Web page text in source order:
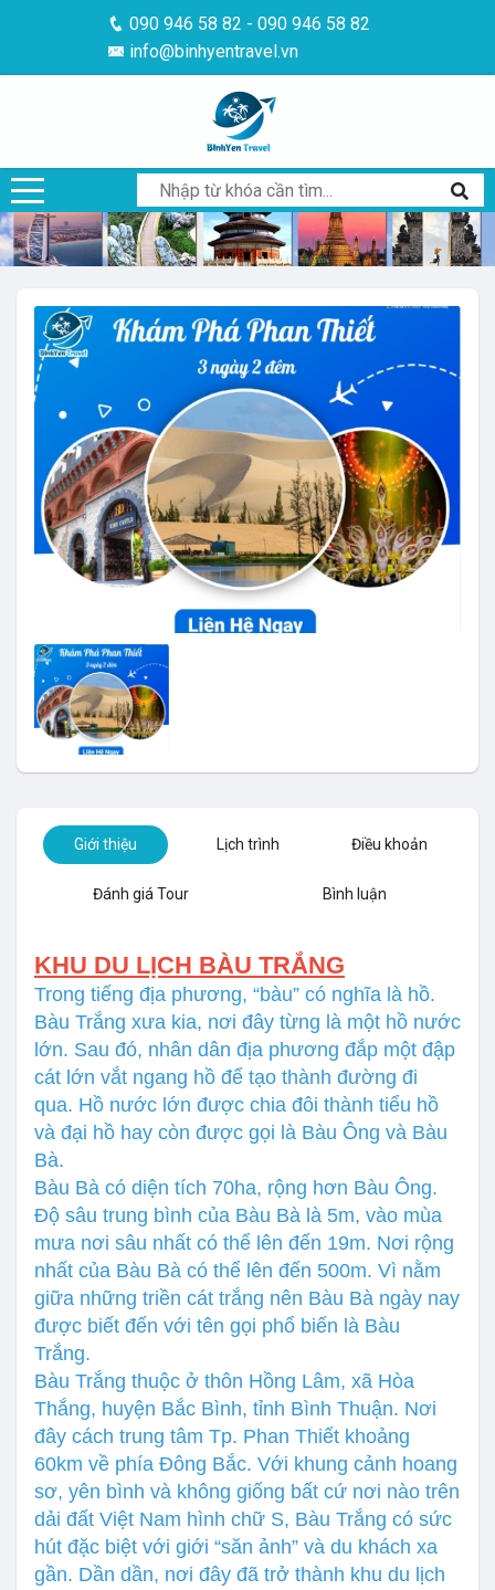
090 946 58 82 - 090 946 58 82
info@binhyentravel.vn
Giới thiệu Lịch trình Điều khoản
Đánh giá Tour Bình luận
KHU DU LỊCH BÀU TRẮNG
Trong tiếng địa phương, “bàu” có nghĩa là hồ.
Bàu Trắng xưa kia, nơi đây từng là một hồ nước
lớn. Sau đó, nhân dân địa phương đắp một đập
cát lớn vắt ngang hồ để tạo thành đường đi
qua. Hồ nước lớn được chia đôi thành tiểu hồ
và đại hồ hay còn được gọi là Bàu Ông và Bàu
Bà.
Bàu Bà có diện tích 70ha, rộng hơn Bàu Ông.
Độ sâu trung bình của Bàu Bà là 5m, vào mùa
mưa nơi sâu nhất có thể lên đến 19m. Nơi rộng
nhất của Bàu Bà có thể lên đến 500m. Vì nằm
giữa những triền cát trắng nên Bàu Bà ngày nay
được biết đến với tên gọi phổ biến là Bàu
Trắng.
Bàu Trắng thuộc ở thôn Hồng Lâm, xã Hòa
Thắng, huyện Bắc Bình, tỉnh Bình Thuận. Nơi
đây cách trung tâm Tp. Phan Thiết khoảng
60km về phía Đông Bắc. Với khung cảnh hoang
sơ, yên bình và không giống bất cứ nơi nào trên
dải đất Việt Nam hình chữ S, Bàu Trắng có sức
hút đặc biệt với giới “săn ảnh” và du khách xa
gần. Dần dần, nơi đây đã trở thành khu du lịch